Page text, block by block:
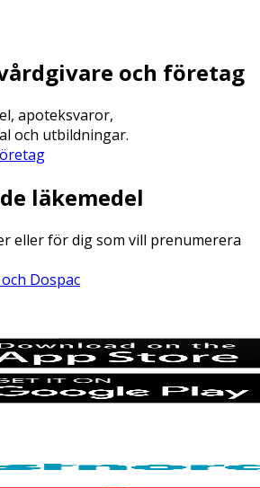
och företag
apoteksvaror,
och utbildningar.
läkemedel
eller för dig som vill prenumerera
Dospac